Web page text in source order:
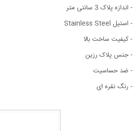
- اندازه پلاک 3 سانتی متر
- استیل Stainless Steel
- کیفیت ساخت بالا
- جنس پلاک رزین
- ضد حساسیت
- رنگ نقره ای